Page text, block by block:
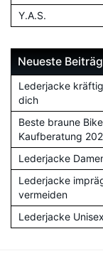
Y.A.S.
Neueste
Lederjacke
dich
Beste braune
Kaufberatung
Lederjacke
Lederjacke
vermeiden
Lederjacke